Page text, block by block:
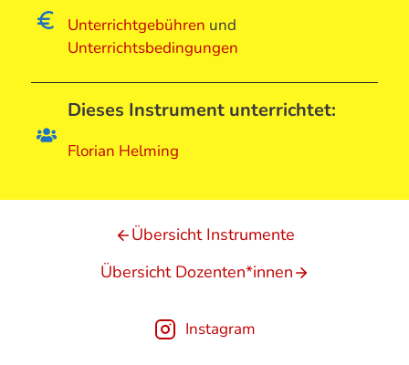
Unterrichtgebühren und
Unterrichtsbedingungen
Dieses Instrument unterrichtet:
Florian Helming
Übersicht Instrumente
Übersicht Dozenten*innen
Instagram